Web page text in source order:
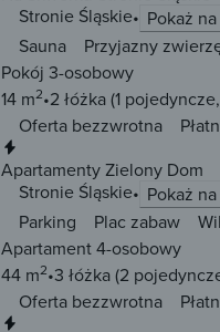
Stronie Śląskie
Pokaż
Sauna
Przyjazny
Pokój 3-osobowy
14 m2 2 łóżka(1
Oferta bezzwrotna
Apartamenty Zielony Dom
Stronie Śląskie
Pokaż
Parking Plac zabaw
Apartament 4-osobowy
44 m2 3 łóżka(2
Oferta bezzwrotna